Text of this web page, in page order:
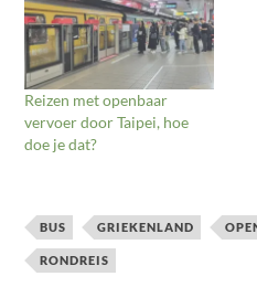
Reizen met openbaar
vervoer door Taipei, hoe
doe je dat?
BUS GRIEKENLAND
RONDREIS